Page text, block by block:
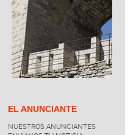
EL ANUNCIANTE
NUESTROS ANUNCIANTES